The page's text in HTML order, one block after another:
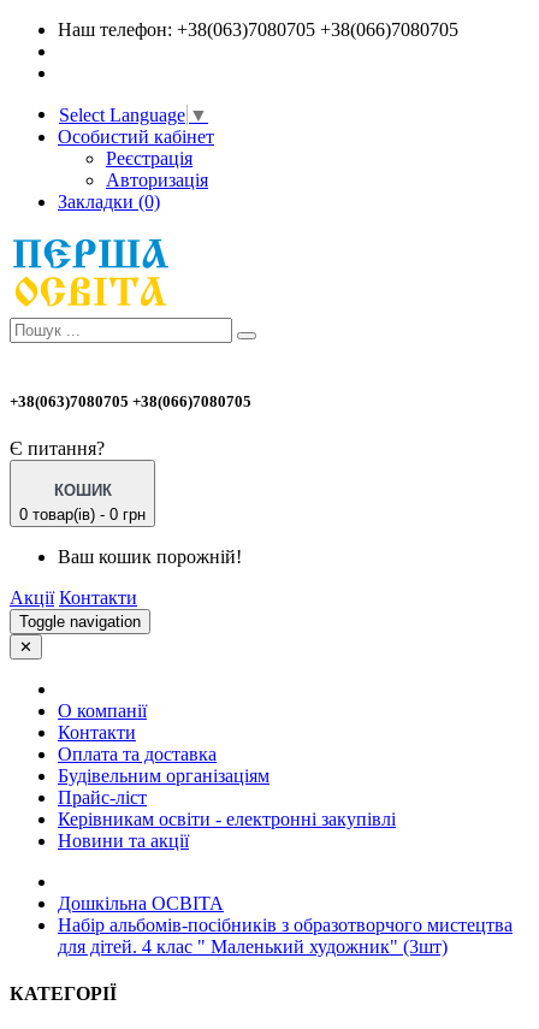
Наш телефон: +38(063)7080705 +38(066)7080705
Select Language ▼
Особистий кабінет
Реєстрація
Авторизація
Закладки (0)
+38(063)7080705 +38(066)7080705
Є питання?
КОШИК
0 товар(ів) - 0 грн
Ваш кошик порожній!
Акції Контакти
Toggle navigation
✕
О компанії
Контакти
Оплата та доставка
Будівельним організаціям
Прайс-ліст
Керівникам освіти - електронні закупівлі
Новини та акції
Дошкільна ОСВIТА
Набір альбомів-посібників з образотворчого мистецтва
для дітей. 4 клас " Маленький художник" (3шт)
КАТЕГОРІЇ